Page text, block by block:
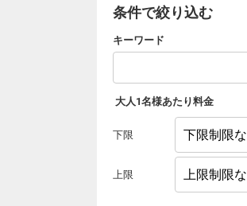
条件で絞り込む
キーワード
大人1名様あたり料金
下限
上限